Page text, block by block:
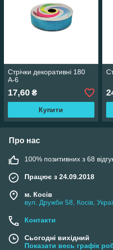
Стрічки декоративні 180
А-6
17,60 ₴
Купити
Про нас
100% позитивних з 68
Працює з 24.09.2018
м. Косів
вул. Дружби 58, Косів,
Контакти
Сьогодні вихідний
Показати весь графік